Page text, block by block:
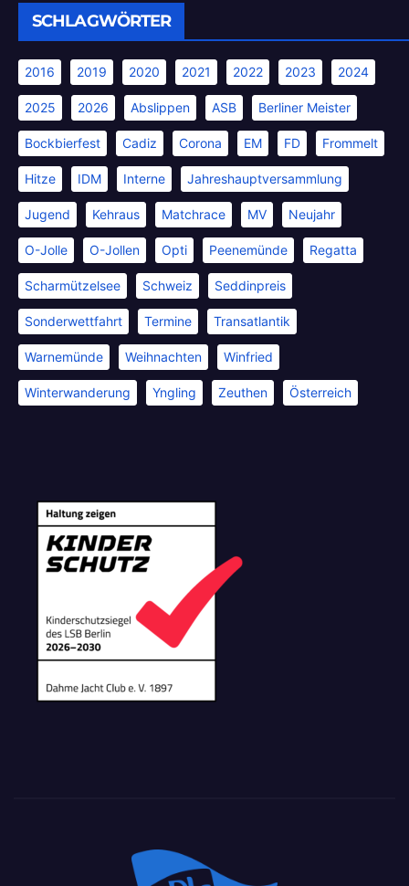
SCHLAGWÖRTER
2016 2019 2020 2021 2022 2023 2024
2025 2026 Abslippen ASB Berliner Meister
Bockbierfest Cadiz Corona EM FD Frommelt
Hitze IDM Interne Jahreshauptversammlung
Jugend Kehraus Matchrace MV Neujahr
O-Jolle O-Jollen Opti Peenemünde Regatta
Scharmützelsee Schweiz Seddinpreis
Sonderwettfahrt Termine Transatlantik
Warnemünde Weihnachten Winfried
Winterwanderung Yngling Zeuthen Österreich